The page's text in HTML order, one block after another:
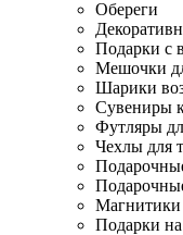
Обереги
Подарки с
Мешочки
Шарики
Сувениры
Футляры
Чехлы для
Магнитики
Подарки на